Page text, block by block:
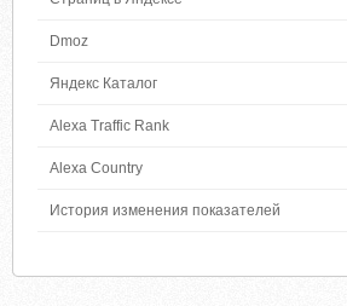
Dmoz
Яндекс Каталог
Alexa Traffic Rank
Alexa Country
История изменения показателей